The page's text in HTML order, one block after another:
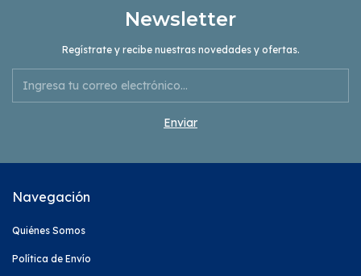
Newsletter
Regístrate y recibe nuestras novedades y ofertas.
Navegación
Quiénes Somos
Política de Envío